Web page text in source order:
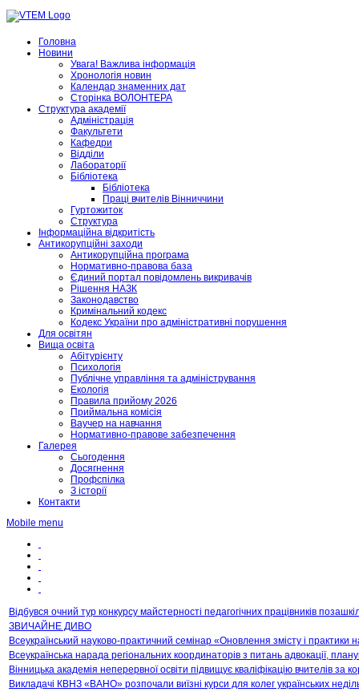
Головна
Новини
Увага! Важлива інформація
Хронологія новин
Календар знаменних дат
Сторінка ВОЛОНТЕРА
Структура академії
Адміністрація
Факультети
Кафедри
Відділи
Лабораторії
Бібліотека
Бібліотека
Праці вчителів Вінниччини
Гуртожиток
Структура
Інформаційна відкритість
Антикорупційні заходи
Антикорупційна програма
Нормативно-правова база
Єдиний портал повідомлень викривачів
Рішення НАЗК
Законодавство
Кримінальний кодекс
Кодекс України про адміністративні порушення
Для освітян
Вища освіта
Абітурієнту
Психологія
Публічне управління та адміністрування
Екологія
Правила прийому 2026
Приймальна комісія
Ваучер на навчання
Нормативно-правове забезпечення
Галерея
Сьогодення
Досягнення
Профспілка
З історії
Контакти
Mobile menu
Відбувся очний тур конкурсу майстерності педагогічних працівників
ЗВИЧАЙНЕ ДИВО
Всеукраїнський науково-практичний семінар «Оновлення змісту і практики
Всеукраїнська нарада регіональних координаторів з питань адвокації,
Вінницька академія неперервної освіти підвищує кваліфікацію вчителів за
Викладачі КВНЗ «ВАНО» розпочали виїзні курси для колег українських